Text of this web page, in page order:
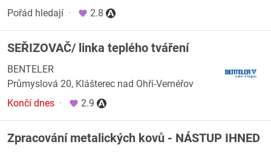
Pořád hledají · 2.8
SEŘIZOVAČ/ linka teplého tváření
BENTELER
Průmyslová 20, Klášterec nad Ohří-Vernéřov
Končí dnes · 2.9
Zpracování metalických kovů - NÁSTUP IHNED